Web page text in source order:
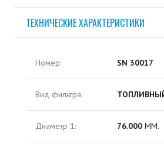
ТЕХНИЧЕСКИЕ ХАРАКТЕРИСТИКИ
Номер: SN 30017
Вид фильтра:
Диаметр 1: 76.000 ММ.